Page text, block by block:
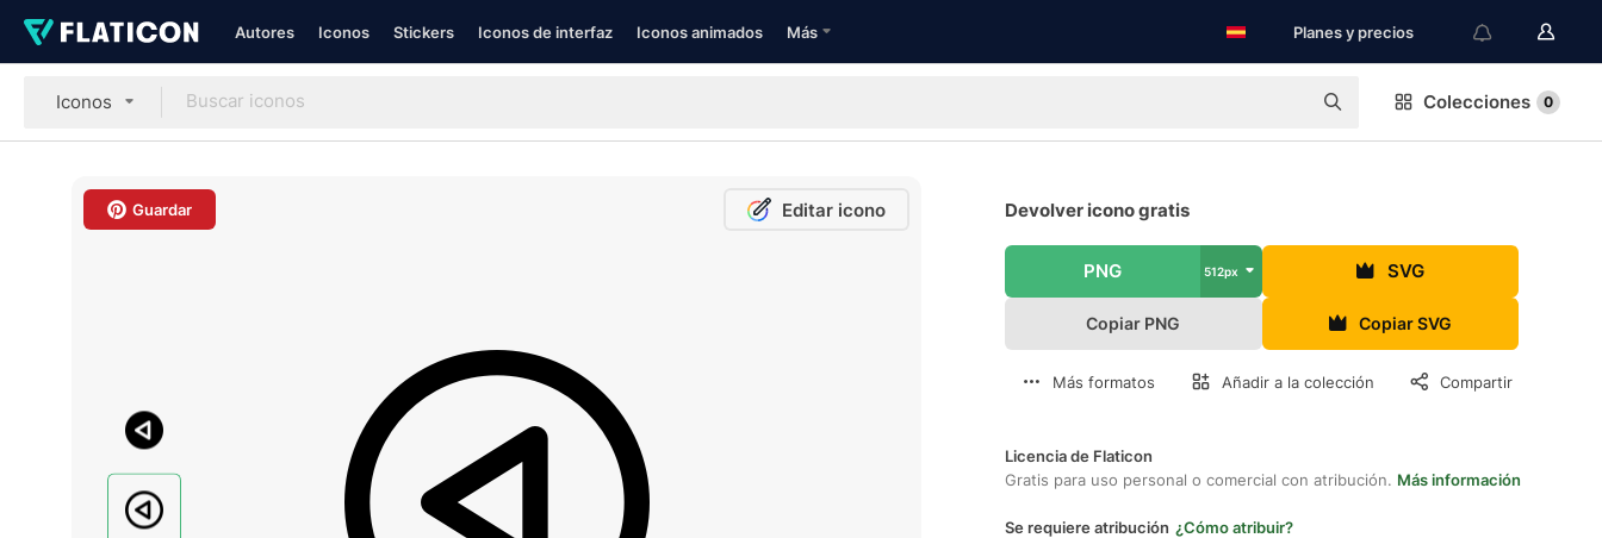
Autores Iconos Stickers Iconos de interfaz Iconos animados Más Planes y precios
Iconos Colecciones 0
Guardar Editar icono Devolver icono gratis
PNG 512px SVG
Copiar PNG Copiar SVG
Más formatos Añadir a la colección Compartir
Licencia de Flaticon
Gratis para uso personal o comercial con atribución. Más información
Se requiere atribución ¿Cómo atribuir?